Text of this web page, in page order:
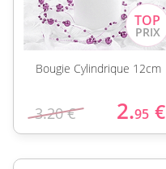
Bougie Cylindrique 12cm
3.20 € 2.95 €